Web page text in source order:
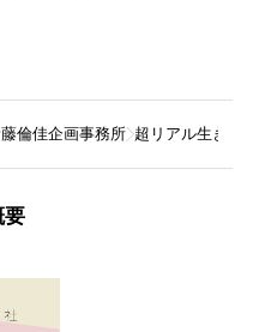
倫佳企画事務所 超リアル生き物
要